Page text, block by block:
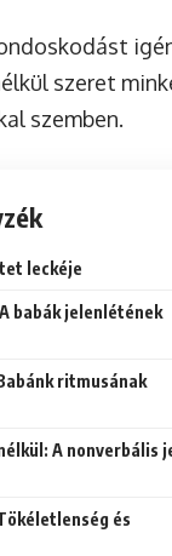
szeret
szemben.
leckéje
babák jelenlétének
ritmusának
A nonverbális
és